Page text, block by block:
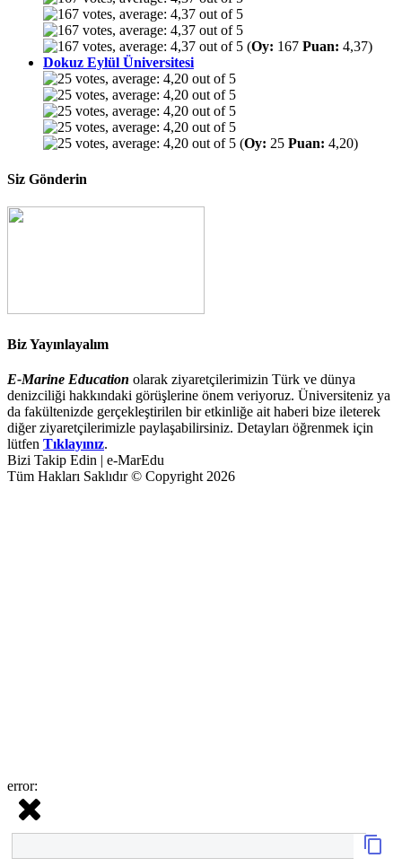
(Oy: 167 Puan: 4,37)
Dokuz Eylül Üniversitesi
(Oy: 25 Puan: 4,20)
Siz Gönderin
Biz Yayınlayalım
E-Marine Education olarak ziyaretçilerimizin Türk ve dünya
denizciliği hakkındaki görüşlerine önem veriyoruz. Üniversiteniz ya
da fakültenizde gerçekleştirilen bir etkinliğe ait haberi bize ileterek
diğer ziyaretçilerimizle paylaşabilirsiniz. Detayları öğrenmek için
lütfen Tıklayınız.
Bizi Takip Edin | e-MarEdu
Tüm Hakları Saklıdır © Copyright 2026
error: